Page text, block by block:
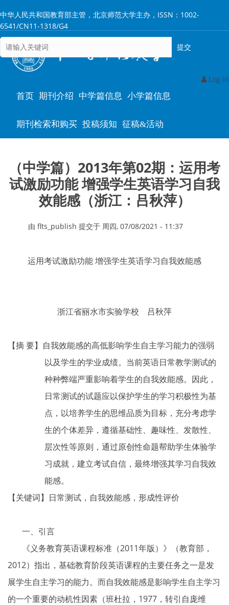
转
到
主
要
中华人民共和国教育部主管，北京师范大学主办，ISSN：1002-
6541/CN11-1318/G4
Log in
Main
navigation
首页 期刊介绍 中学篇信息 小学篇信息
期刊检索和购买 投稿须知 征稿&活动
（中学篇）2013年第02期：运用考
试激励功能 增强学生英语学习自我
效能感（浙江：吕秋萍）
由 flts_publish 提交于 周四, 07/08/2021 - 11:37
运用考试激励功能 增强学生英语学习自我效能感
浙江省丽水市实验学校 吕秋萍
【摘 要】自我效能感的高低影响学生自主学习能力的强弱
以及学生的学业成绩。当前英语日常教学测试的
种种弊端严重影响着学生的自我效能感。因此，
日常测试的试题应以保护学生的学习积极性为基
点，以培养学生的思维品质为目标，充分考虑学
生的个体差异，遵循基础性、趣味性、发散性、
层次性等原则，通过原创性命题帮助学生体验学
习成就，建立考试自信，最终增强其学习自我效
能感。
【关键词】日常测试，自我效能感，形成性评价
一、引言
《义务教育英语课程标准（2011年版）》（教育部，
2012）指出，基础教育阶段英语课程的主要任务之一是发
展学生自主学习的能力。而自我效能感是影响学生自主学习
的一个重要的动机性因素（班杜拉，1977，转引自庞维